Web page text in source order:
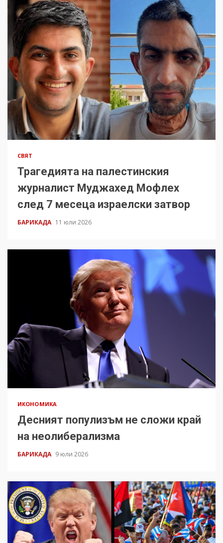
СВЯТ
Трагедията на палестинския
журналист Муджахед Мофлех
след 7 месеца израелски затвор
БАРИКАДА 11 юли 2026
ИКОНОМИКА
Десният популизъм не сложи край
на неолиберализма
БАРИКАДА 9 юли 2026